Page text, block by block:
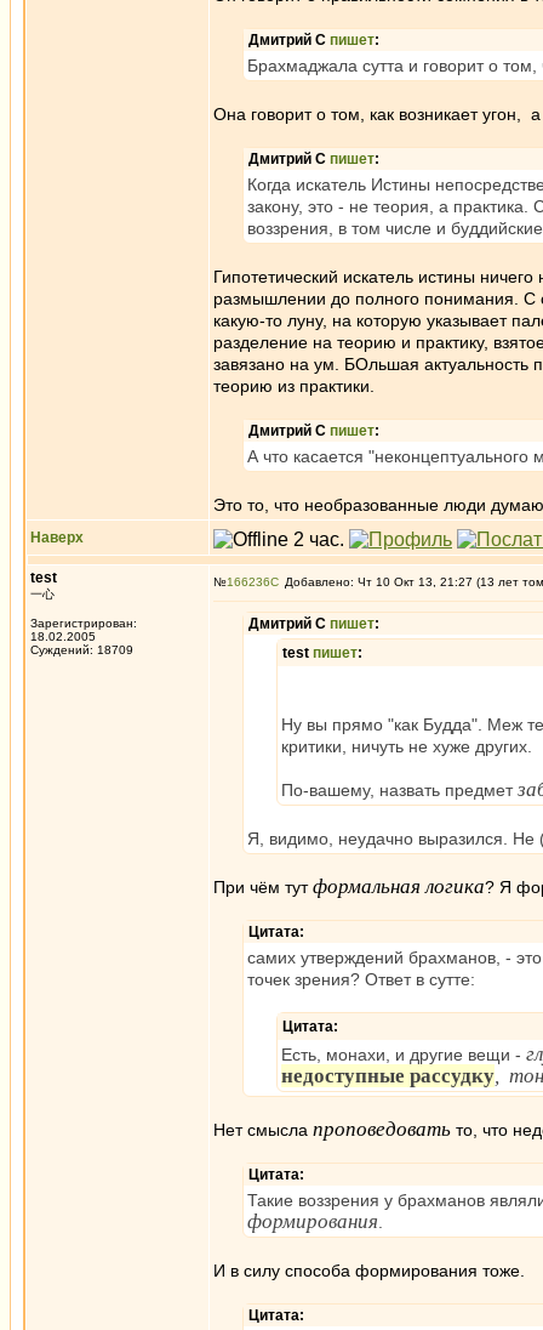
Дмитрий С пишет:
Брахмаджала сутта и говорит о
Она говорит о том, как возникает угон,
Дмитрий С пишет:
Когда искатель Истины
закону, это - не теория, а практика.
воззрения, в том числе и
Гипотетический искатель истины
размышлении до полного понимания. С
какую-то луну, на которую указывает
разделение на теорию и практику,
завязано на ум. БОльшая актуальность
теорию из практики.
Дмитрий С пишет:
А что касается
Это то, что необразованные люди
Наверх
test
一心
Зарегистрирован:
18.02.2005
Суждений: 18709
№166236 Добавлено: Чт 10 Окт 13, 21:27 (13 лет
Дмитрий С пишет:
test пишет:
Ну вы прямо "как Будда". Меж
критики, ничуть не хуже других.
По-вашему, назвать предмет
Я, видимо, неудачно выразился. Не
При чём тутформальная логика? Я
Цитата:
самих утверждений брахманов, -
точек зрения? Ответ в сутте:
Цитата:
Есть, монахи, и другие вещи -
недоступные рассудку,
Нет смысла проповедовать то, что
Цитата:
Такие воззрения у брахманов
формирования
И в силу способа формирования тоже.
Цитата: